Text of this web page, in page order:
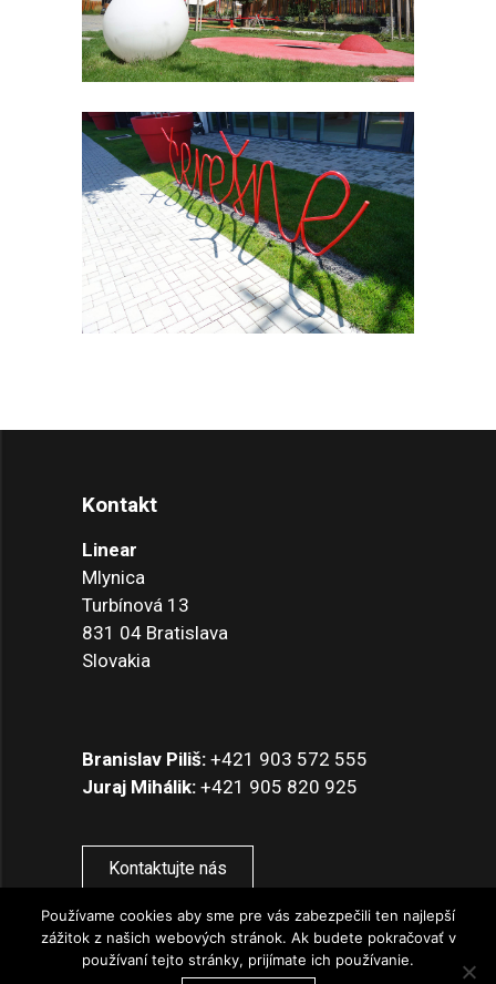
Kontakt
Linear
Mlynica
Turbínová 13
831 04 Bratislava
Slovakia
Branislav Piliš: +421 903 572 555
Juraj Mihálik: +421 905 820 925
Kontaktujte nás
Používame cookies aby sme pre vás zabezpečili ten najlepší
zážitok z našich webových stránok. Ak budete pokračovať v
používaní tejto stránky, prijímate ich používanie.